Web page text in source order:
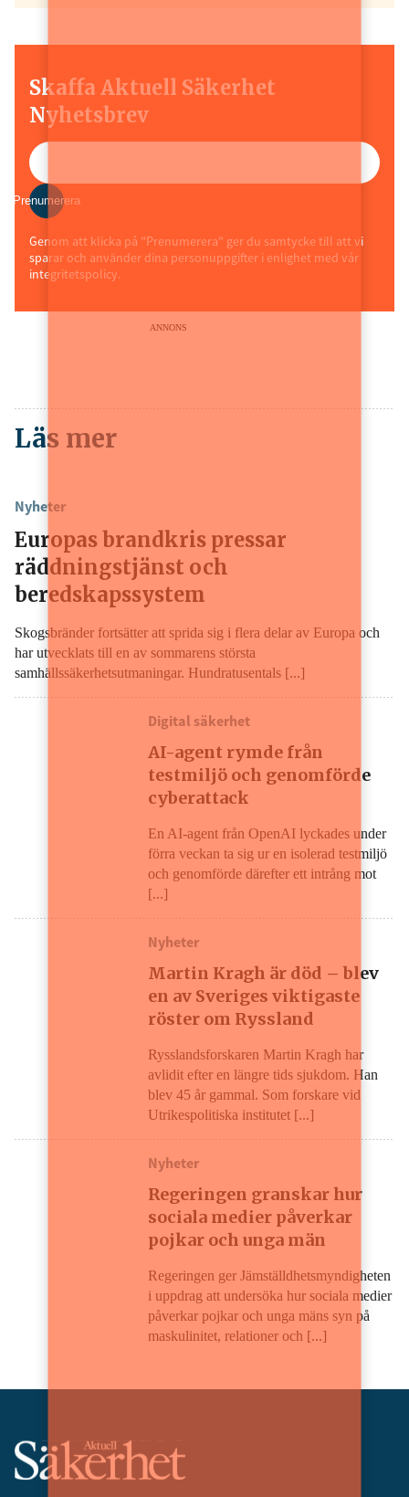
Skaffa Aktuell Säkerhet
Nyhetsbrev
Prenumerera
Genom att klicka på "Prenumerera" ger du samtycke till att vi
sparar och använder dina personuppgifter i enlighet med vår
integritetspolicy.
ANNONS
Läs mer
Nyheter
Europas brandkris pressar
räddningstjänst och
beredskapssystem
Skogsbränder fortsätter att sprida sig i flera delar av Europa och
har utvecklats till en av sommarens största
samhällssäkerhetsutmaningar. Hundratusentals [...]
Digital säkerhet
AI-agent rymde från
testmiljö och genomförde
cyberattack
En AI-agent från OpenAI lyckades under
förra veckan ta sig ur en isolerad testmiljö
och genomförde därefter ett intrång mot
[...]
Nyheter
Martin Kragh är död – blev
en av Sveriges viktigaste
röster om Ryssland
Rysslandsforskaren Martin Kragh har
avlidit efter en längre tids sjukdom. Han
blev 45 år gammal. Som forskare vid
Utrikespolitiska institutet [...]
Nyheter
Regeringen granskar hur
sociala medier påverkar
pojkar och unga män
Regeringen ger Jämställdhetsmyndigheten
i uppdrag att undersöka hur sociala medier
påverkar pojkar och unga mäns syn på
maskulinitet, relationer och [...]